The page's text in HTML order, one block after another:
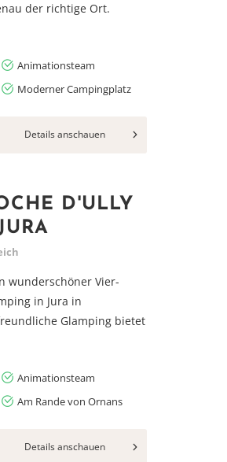
der richtige Ort.
Animationsteam
Moderner Campingplatz
Details anschauen
D'ULLY
wunderschöner Vier-
in Jura in
Glamping bietet
Animationsteam
Am Rande von Ornans
Details anschauen